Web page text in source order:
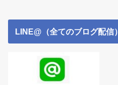
LINE@（全てのブログ配信）